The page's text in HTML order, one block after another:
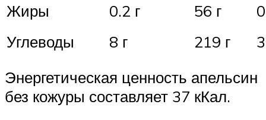
Жиры
0.2 г 56 г
Углеводы
8 г 219 г
Энергетическая ценность апельсин
без кожуры составляет 37 кКал.